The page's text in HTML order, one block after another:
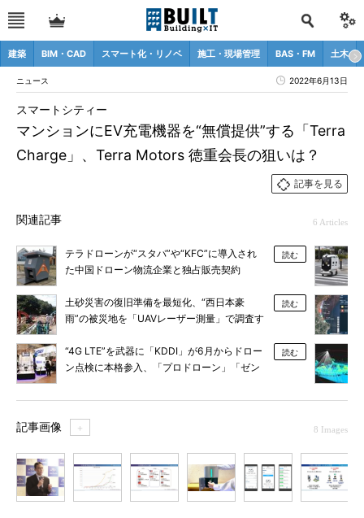
建築 BIM・CAD スマート化・リノベ 施工・現場管理 BAS・FM 土木
ニュース 2022年6月13日
マンションにEV充電機器を“無償提供”する「Terra
Charge」、Terra Motors 徳重会長の狙いは？
スマートシティー
記事を見る
関連記事 6 Articles
テラドローンが“スタバ”や“KFC”に導入され
た中国ドローン物流企業と独占販売契約
読む
土砂災害の復旧準備を最短化、“西日本豪
雨”の被災地を「UAVレーザー測量」で調査す
読む
“4G LTE”を武器に「KDDI」が6月からドロー
ン点検に本格参入、「プロドローン」「ゼン
読む
記事画像 ＋ 8 Images